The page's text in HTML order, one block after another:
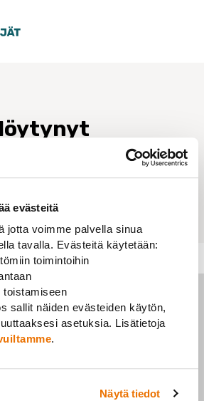
evästeitä
jotta voimme palvella sinua
tavalla. Evästeitä käytetään:
toimintoihin
toistamiseen
sallit näiden evästeiden käytön,
asetuksia. Lisätietoja
.
Näytä tiedot
löytäneet etsimääsi. Ehkä
apua.